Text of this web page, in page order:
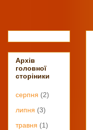
Архів
головної
сторіники
серпня (2)
липня (3)
травня (1)